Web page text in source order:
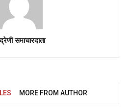
समाचारदाता
MORE FROM AUTHOR